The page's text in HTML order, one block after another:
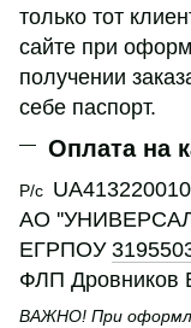
только тот
сайте при
получении
себе паспорт.
Оплата на
Р/с
АО
ЕГРПОУ
ФЛП Дровников
ВАЖНО! При